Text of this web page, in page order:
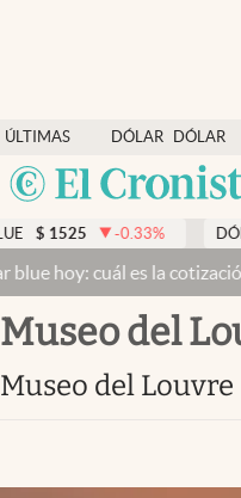
ÚLTIMAS
NOTICIAS
DÓLAR
DÓLAR
BLUE
Dólar
Members
Economía y Política
Finanzas y Mercados
Mercados Online
-0.33% DÓLAR
cuál es la cotización del
Museo del
Museo del Louvre